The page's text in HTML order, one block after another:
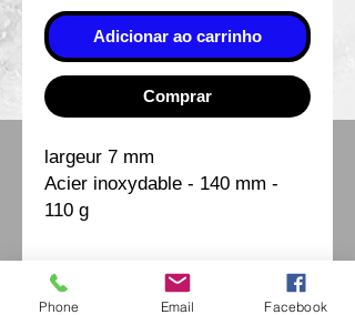
Adicionar ao carrinho
Comprar
largeur 7 mm
Acier inoxydable - 140 mm -
110 g
Phone Email Facebook